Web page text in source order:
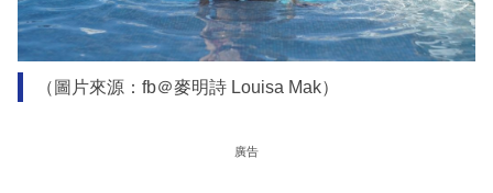
（圖片來源：fb＠麥明詩 Louisa Mak）
廣告